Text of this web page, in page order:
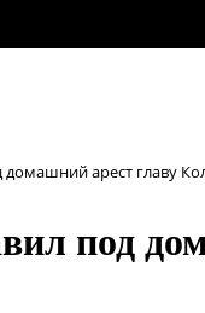
домашний арест главу
под